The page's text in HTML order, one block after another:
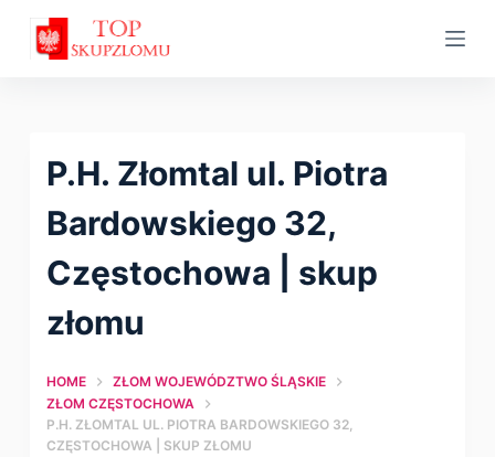
P.H. Złomtal ul. Piotra
Bardowskiego 32,
Częstochowa | skup
złomu
HOME
ZŁOM WOJEWÓDZTWO ŚLĄSKIE
ZŁOM CZĘSTOCHOWA
P.H. ZŁOMTAL UL. PIOTRA BARDOWSKIEGO 32,
CZĘSTOCHOWA | SKUP ZŁOMU